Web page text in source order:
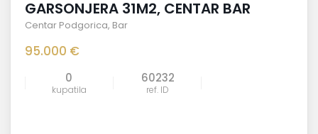
GARSONJERA 31M2, CENTAR BAR
Centar Podgorica, Bar
95.000 €
0
kupatila
60232
ref. ID